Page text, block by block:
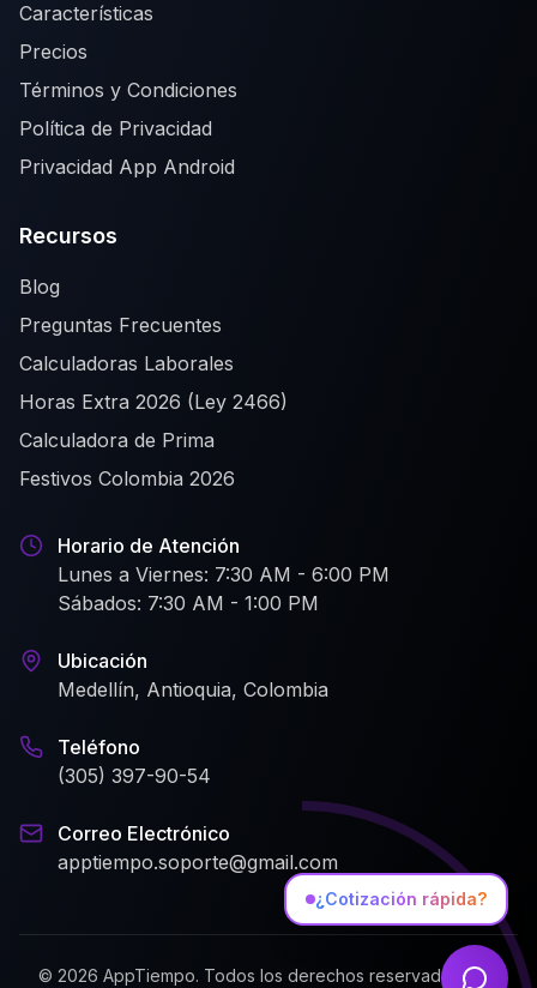
Características
Precios
Términos y Condiciones
Política de Privacidad
Privacidad App Android
Recursos
Blog
Preguntas Frecuentes
Calculadoras Laborales
Horas Extra 2026 (Ley 2466)
Calculadora de Prima
Festivos Colombia 2026
Horario de Atención
Lunes a Viernes: 7:30 AM - 6:00 PM
Sábados: 7:30 AM - 1:00 PM
Ubicación
Medellín, Antioquia, Colombia
Teléfono
(305) 397-90-54
Correo Electrónico
apptiempo.soporte@gmail.com
© 2026 AppTiempo. Todos los derechos reservados, una
¿Cotización rápida?